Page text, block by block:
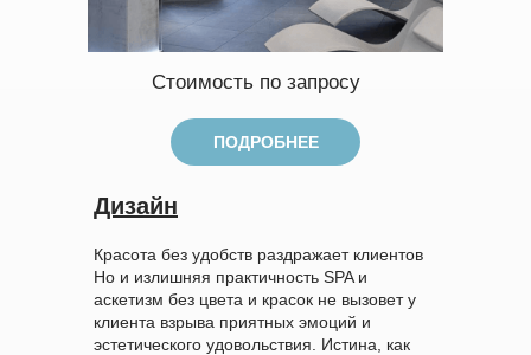
Стоимость по запросу
ПОДРОБНЕЕ
Дизайн
Красота без удобств раздражает клиентов
Но и излишняя практичность SPA и
аскетизм без цвета и красок не вызовет у
клиента взрыва приятных эмоций и
эстетического удовольствия. Истина, как